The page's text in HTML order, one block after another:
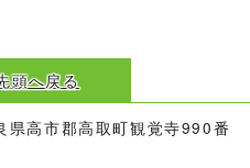
頭へ戻る
高市郡高取町観覚寺990番